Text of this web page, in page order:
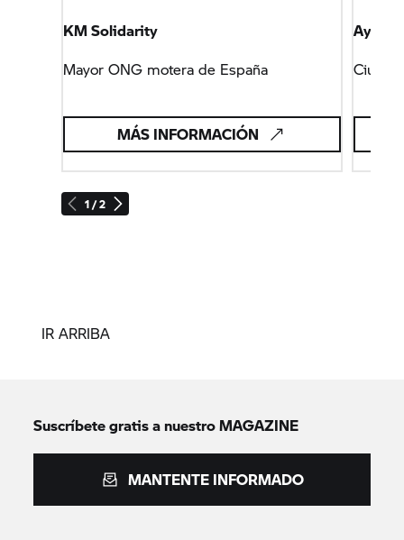
1 / 2
KM Solidarity
Mayor ONG motera de España
MÁS INFORMACIÓN
IR ARRIBA
Suscríbete gratis a nuestro MAGAZINE
MANTENTE INFORMADO